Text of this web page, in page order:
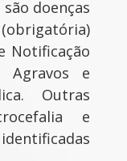
doenças
Notificação
Agravos e
Outras
e